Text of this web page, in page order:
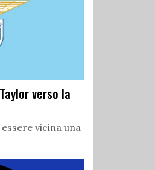
verso la
vicina una